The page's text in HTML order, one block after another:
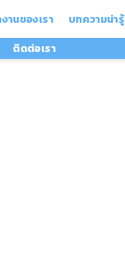
านของเรา บทความน่ารู้
ติดต่อเรา